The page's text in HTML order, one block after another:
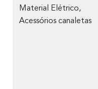
Material Elétrico,
Acessórios canaletas